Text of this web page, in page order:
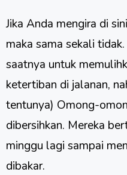
Jika Anda mengira di
maka sama sekali
saatnya untuk
ketertiban di jalanan,
tentunya) Omong-
dibersihkan. Mereka
minggu lagi sampai
dibakar.